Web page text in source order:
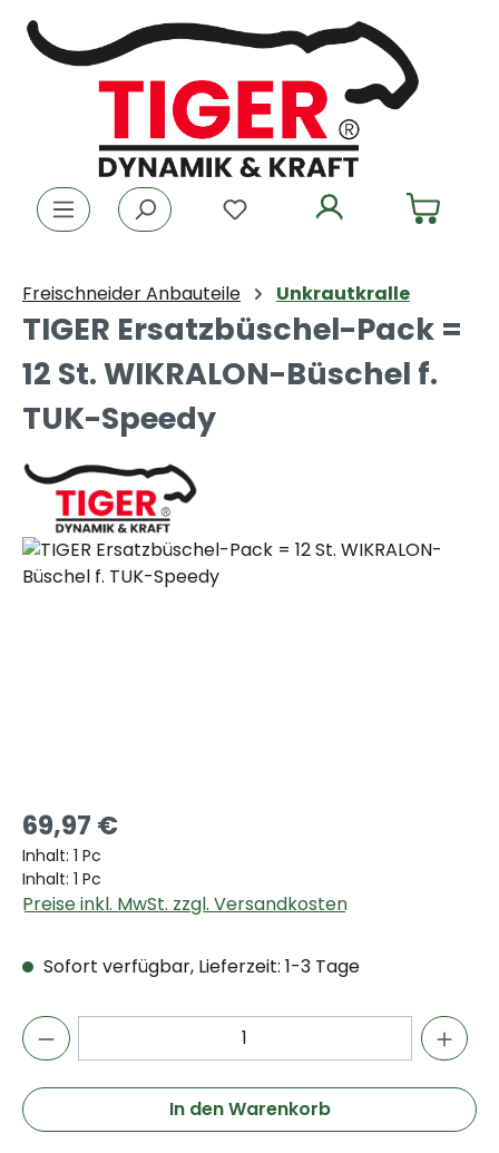
Zum Hauptinhalt springen
Du hast 0 Produkte auf
Freischneider Anbauteile Unkrautkralle
TIGER Ersatzbüschel-Pack =
12 St. WIKRALON-Büschel f.
TUK-Speedy
Bildergalerie überspringen
69,97 €
Inhalt: 1 Pc
Inhalt: 1 Pc
Preise inkl. MwSt. zzgl. Versandkosten
Sofort verfügbar, Lieferzeit: 1-3 Tage
In den Warenkorb